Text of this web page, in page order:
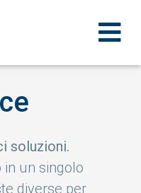
soluzioni.
un singolo
diverse per